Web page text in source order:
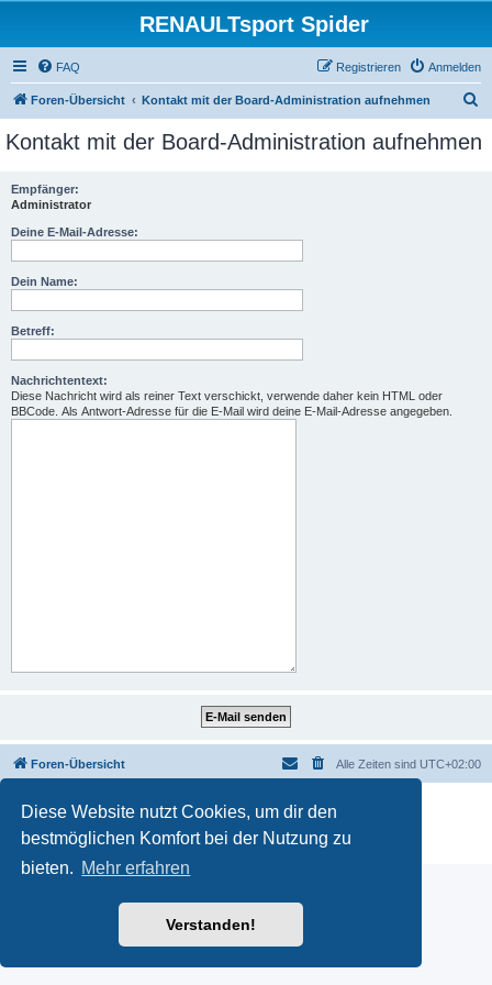
Diese Website nutzt Cookies, um dir den
bestmöglichen Komfort bei der Nutzung zu
bieten. Mehr erfahren
Verstanden!
RENAULTsport Spider
FAQ Anmelden
Registrieren
Foren-Übersicht Kontakt mit der Board-Administration aufnehmen
c
Kontakt mit der Board-Administration aufnehmen
Empfänger:
Administrator
Deine E-Mail-Adresse:
Dein Name:
Betreff:
Nachrichtentext:
Diese Nachricht wird als reiner Text verschickt, verwende daher kein HTML oder
BBCode. Als Antwort-Adresse für die E-Mail wird deine E-Mail-Adresse angegeben.
Foren-Übersicht Alle Zeiten sind UTC+02:00
Powered by phpBB
® Forum Software © phpBB Limited
Deutsche Übersetzung durch
Datenschutz|Nutzungsbedingungen